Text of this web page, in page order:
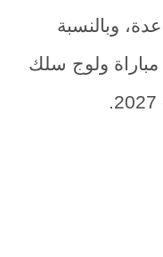
وبالنسبة
ولوج سلك